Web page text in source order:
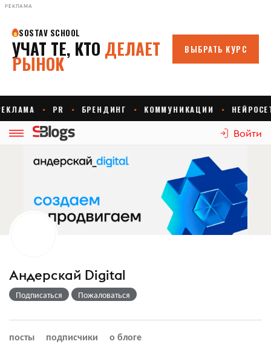
РЕКЛАМА
Войти
Андерскай Digital
Подписаться Пожаловаться
посты подписчики о блоге